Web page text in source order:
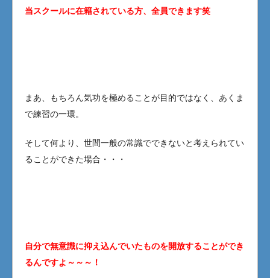
当スクールに在籍されている方、全員できます笑
まあ、もちろん気功を極めることが目的ではなく、あくま
で練習の一環。
そして何より、世間一般の常識でできないと考えられてい
ることができた場合・・・
自分で無意識に抑え込んでいたものを開放することができ
るんですよ～～～！